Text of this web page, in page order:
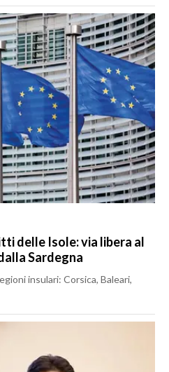
delle Isole: via libera al
Sardegna
insulari: Corsica, Baleari,